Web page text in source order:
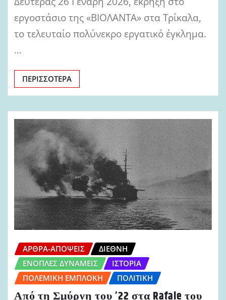
εργοστάσιο της «ΒΙΟΛΑΝΤΑ» στα Τρίκαλα,
το τελευταίο πολύνεκρο εργατικό έγκλημα.
…
ΠΕΡΙΣΣΌΤΕΡΑ
ΆΡΘΡΑ-ΑΠΌΨΕΙΣ
ΔΙΕΘΝΉ
ΈΝΟΠΛΕΣ ΔΥΝΆΜΕΙΣ
ΙΣΤΟΡΊΑ
ΠΟΛΕΜΙΚΉ ΕΜΠΛΟΚΉ
ΠΟΛΙΤΙΚΉ
Από τη Σμύρνη του ’22 στα Rafale του